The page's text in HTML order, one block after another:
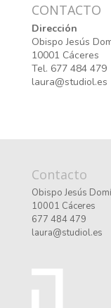
CONTACTO
Dirección
Obispo Jesús
10001 Cáceres
Tel. 677 484 479
laura@studiol.es
Contacto
Obispo Jesús
10001 Cáceres
677 484 479
laura@studiol.es